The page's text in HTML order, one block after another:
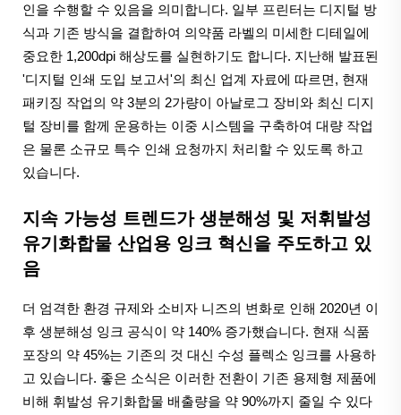
인을 수행할 수 있음을 의미합니다. 일부 프린터는 디지털 방
식과 기존 방식을 결합하여 의약품 라벨의 미세한 디테일에
중요한 1,200dpi 해상도를 실현하기도 합니다. 지난해 발표된
'디지털 인쇄 도입 보고서'의 최신 업계 자료에 따르면, 현재
패키징 작업의 약 3분의 2가량이 아날로그 장비와 최신 디지
털 장비를 함께 운용하는 이중 시스템을 구축하여 대량 작업
은 물론 소규모 특수 인쇄 요청까지 처리할 수 있도록 하고
있습니다.
지속 가능성 트렌드가 생분해성 및 저휘발성
유기화합물 산업용 잉크 혁신을 주도하고 있
음
더 엄격한 환경 규제와 소비자 니즈의 변화로 인해 2020년 이
후 생분해성 잉크 공식이 약 140% 증가했습니다. 현재 식품
포장의 약 45%는 기존의 것 대신 수성 플렉소 잉크를 사용하
고 있습니다. 좋은 소식은 이러한 전환이 기존 용제형 제품에
비해 휘발성 유기화합물 배출량을 약 90%까지 줄일 수 있다